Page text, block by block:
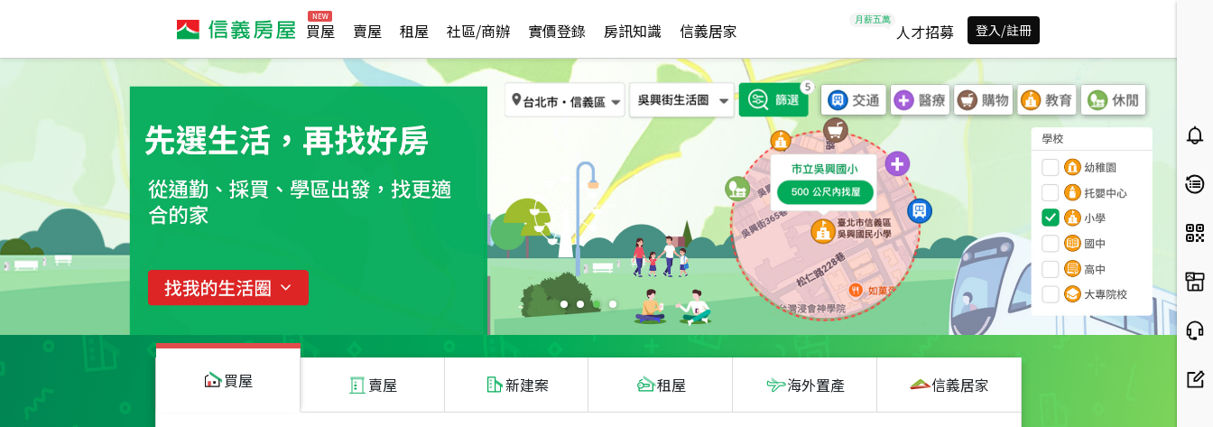
買屋 賣屋 租屋 社區/商辦 實價登錄 房訊知識 信義居家 人才招募 登入/註冊
買屋 賣屋 新建案 租屋 海外置產 信義居家